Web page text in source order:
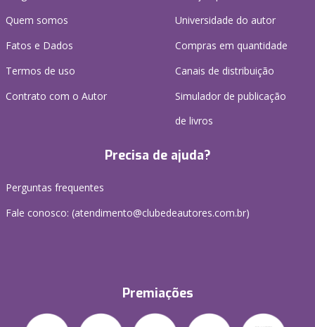
Quem somos
Fatos e Dados
Termos de uso
Contrato com o Autor
Universidade do autor
Compras em quantidade
Canais de distribuição
Simulador de publicação
de livros
Precisa de ajuda?
Perguntas frequentes
Fale conosco: (atendimento@clubedeautores.com.br)
Premiações